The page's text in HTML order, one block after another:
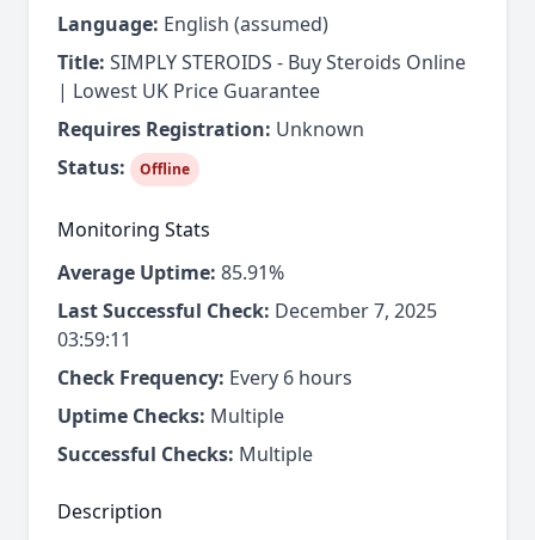
Language: English (assumed)
Title: SIMPLY STEROIDS - Buy Steroids Online
| Lowest UK Price Guarantee
Requires Registration: Unknown
Status:
Offline
Monitoring Stats
Average Uptime: 85.91%
Last Successful Check: December 7, 2025
03:59:11
Check Frequency: Every 6 hours
Uptime Checks: Multiple
Successful Checks: Multiple
Description